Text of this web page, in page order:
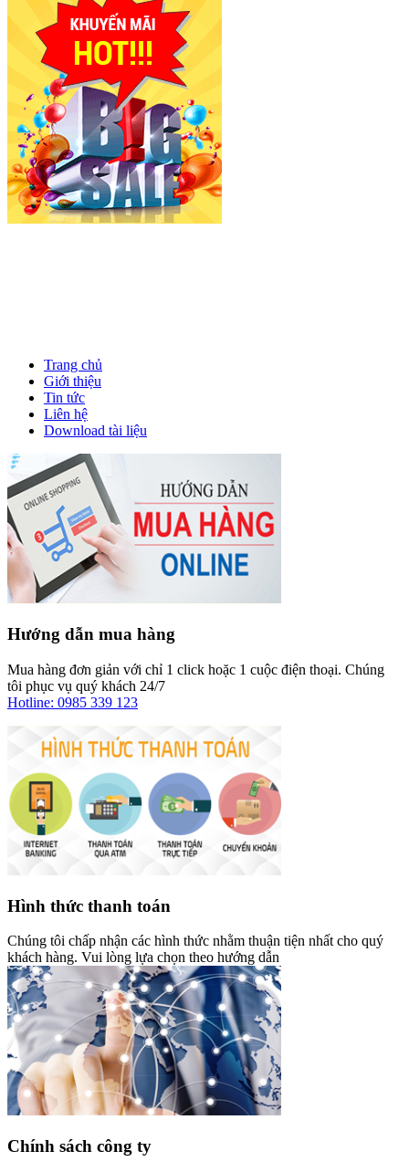
Trang chủ
Giới thiệu
Tin tức
Liên hệ
Download tài liệu
Hướng dẫn mua hàng
Mua hàng đơn giản với chỉ 1 click hoặc 1 cuộc điện thoại. Chúng
tôi phục vụ quý khách 24/7
Hotline: 0985 339 123
Hình thức thanh toán
Chúng tôi chấp nhận các hình thức nhằm thuận tiện nhất cho quý
khách hàng. Vui lòng lựa chọn theo hướng dẫn
Chính sách công ty